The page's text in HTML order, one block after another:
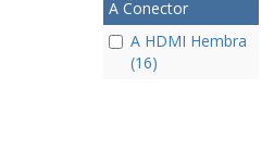
A Conector
A HDMI Hembra
(16)